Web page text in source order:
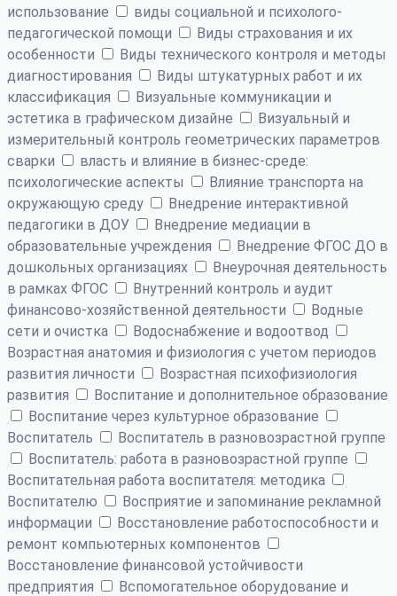
использование
виды социальной и психолого-
педагогической помощи
Виды страхования и их
особенности
Виды технического контроля и методы
диагностирования
Виды штукатурных работ и их
классификация
Визуальные коммуникации и
эстетика в графическом дизайне
Визуальный и
измерительный контроль геометрических параметров
сварки
власть и влияние в бизнес-среде:
психологические аспекты
Влияние транспорта на
окружающую среду
Внедрение интерактивной
педагогики в ДОУ
Внедрение медиации в
образовательные учреждения
Внедрение ФГОС ДО в
дошкольных организациях
Внеурочная деятельность
в рамках ФГОС
Внутренний контроль и аудит
финансово-хозяйственной деятельности
Водные
сети и очистка
Водоснабжение и водоотвод
Возрастная анатомия и физиология с учетом периодов
развития личности
Возрастная психофизиология
развития
Воспитание и дополнительное образование
Воспитание через культурное образование
Воспитатель
Воспитатель в разновозрастной группе
Воспитатель: работа в разновозрастной группе
Воспитательная работа воспитателя: методика
Воспитателю
Восприятие и запоминание рекламной
информации
Восстановление работоспособности и
ремонт компьютерных компонентов
Восстановление финансовой устойчивости
предприятия
Вспомогательное оборудование и